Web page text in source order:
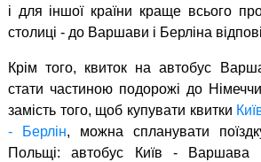
і для іншої країни краще всього
столиці - до Варшави і Берліна
Крім того, квиток на автобус
стати частиною подорожі до
замість того, щоб купувати квитки
- Берлін, можна спланувати
Польщі: автобус Київ -